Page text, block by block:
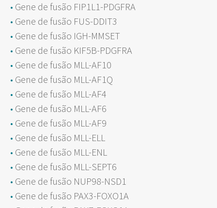
Gene de fusão FIP1L1-PDGFRA
Gene de fusão FUS-DDIT3
Gene de fusão IGH-MMSET
Gene de fusão KIF5B-PDGFRA
Gene de fusão MLL-AF10
Gene de fusão MLL-AF1Q
Gene de fusão MLL-AF4
Gene de fusão MLL-AF6
Gene de fusão MLL-AF9
Gene de fusão MLL-ELL
Gene de fusão MLL-ENL
Gene de fusão MLL-SEPT6
Gene de fusão NUP98-NSD1
Gene de fusão PAX3-FOXO1A